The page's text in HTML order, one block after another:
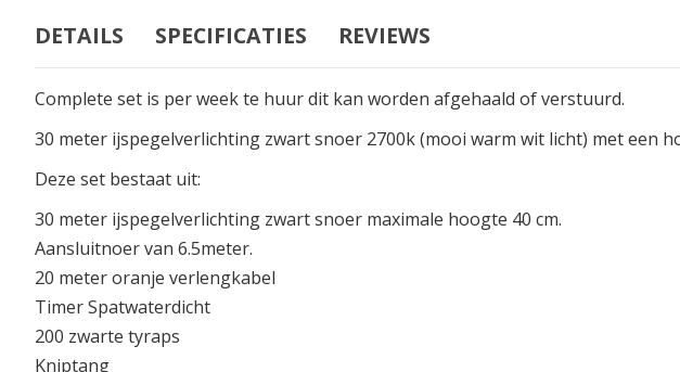
DETAILS SPECIFICATIES REVIEWS
Complete set is per week te huur dit kan worden afgehaald of verstuurd.
30 meter ijspegelverlichting zwart snoer 2700k (mooi warm wit licht) met een
Deze set bestaat uit:
30 meter ijspegelverlichting zwart snoer maximale hoogte 40 cm.
Aansluitnoer van 6.5meter.
20 meter oranje verlengkabel
Timer Spatwaterdicht
200 zwarte tyraps
Kniptang